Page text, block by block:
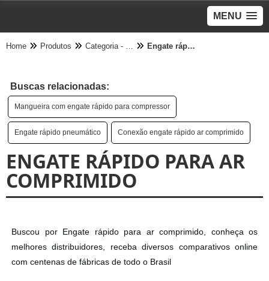
MENU
Home Produtos Categoria - Engate Pneumático Engate rápido para ar comprimido
Buscas relacionadas:
Mangueira com engate rápido para compressor
Engate rápido pneumático Conexão engate rápido ar comprimido
ENGATE RÁPIDO PARA AR
COMPRIMIDO
Buscou por Engate rápido para ar comprimido, conheça os
melhores distribuidores, receba diversos comparativos online
com centenas de fábricas de todo o Brasil